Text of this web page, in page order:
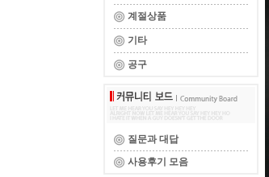
계절상품
기타
공구
질문과 대답
사용후기 모음